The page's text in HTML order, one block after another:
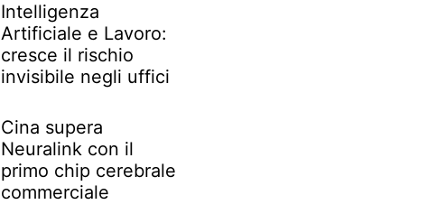
Intelligenza
Artificiale e Lavoro:
cresce il rischio
invisibile negli uffici
Cina supera
Neuralink con il
primo chip cerebrale
commerciale